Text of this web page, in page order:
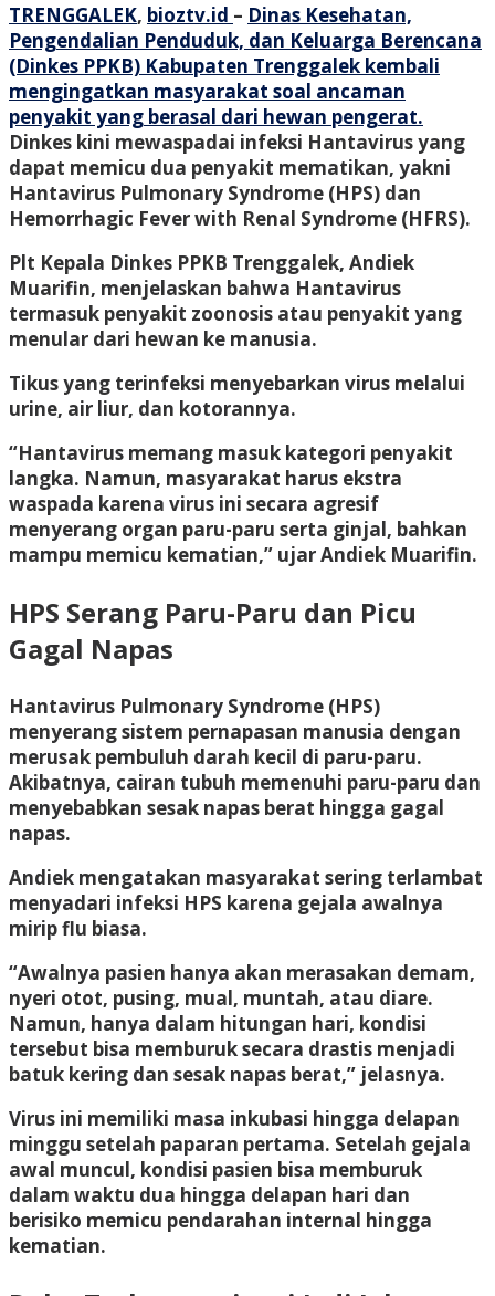
TRENGGALEK, bioztv.id – Dinas Kesehatan,
Pengendalian Penduduk, dan Keluarga Berencana
(Dinkes PPKB) Kabupaten Trenggalek kembali
mengingatkan masyarakat soal ancaman
penyakit yang berasal dari hewan pengerat.
Dinkes kini mewaspadai infeksi Hantavirus yang
dapat memicu dua penyakit mematikan, yakni
Hantavirus Pulmonary Syndrome (HPS) dan
Hemorrhagic Fever with Renal Syndrome (HFRS).
Plt Kepala Dinkes PPKB Trenggalek, Andiek
Muarifin, menjelaskan bahwa Hantavirus
termasuk penyakit zoonosis atau penyakit yang
menular dari hewan ke manusia.
Tikus yang terinfeksi menyebarkan virus melalui
urine, air liur, dan kotorannya.
“Hantavirus memang masuk kategori penyakit
langka. Namun, masyarakat harus ekstra
waspada karena virus ini secara agresif
menyerang organ paru-paru serta ginjal, bahkan
mampu memicu kematian,” ujar Andiek Muarifin.
HPS Serang Paru-Paru dan Picu
Gagal Napas
Hantavirus Pulmonary Syndrome (HPS)
menyerang sistem pernapasan manusia dengan
merusak pembuluh darah kecil di paru-paru.
Akibatnya, cairan tubuh memenuhi paru-paru dan
menyebabkan sesak napas berat hingga gagal
napas.
Andiek mengatakan masyarakat sering terlambat
menyadari infeksi HPS karena gejala awalnya
mirip flu biasa.
“Awalnya pasien hanya akan merasakan demam,
nyeri otot, pusing, mual, muntah, atau diare.
Namun, hanya dalam hitungan hari, kondisi
tersebut bisa memburuk secara drastis menjadi
batuk kering dan sesak napas berat,” jelasnya.
Virus ini memiliki masa inkubasi hingga delapan
minggu setelah paparan pertama. Setelah gejala
awal muncul, kondisi pasien bisa memburuk
dalam waktu dua hingga delapan hari dan
berisiko memicu pendarahan internal hingga
kematian.